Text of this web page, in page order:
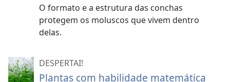
O formato e a estrutura das conchas
protegem os moluscos que vivem dentro
delas.
DESPERTAI!
Plantas com habilidade matemática